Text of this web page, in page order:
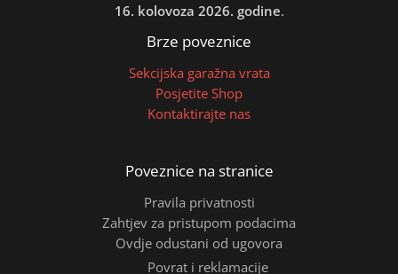
16. kolovoza 2026. godine.
Brze poveznice
Sekcijska garažna vrata
Posjetite Shop
Kontaktirajte nas
Poveznice na stranice
Pravila privatnosti
Zahtjev za pristupom podacima
Ovdje odustani od ugovora
Povrat i reklamacije